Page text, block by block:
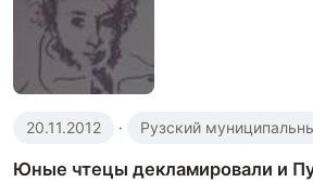
20.11.2012 · Рузский
Юные чтецы декламировали и